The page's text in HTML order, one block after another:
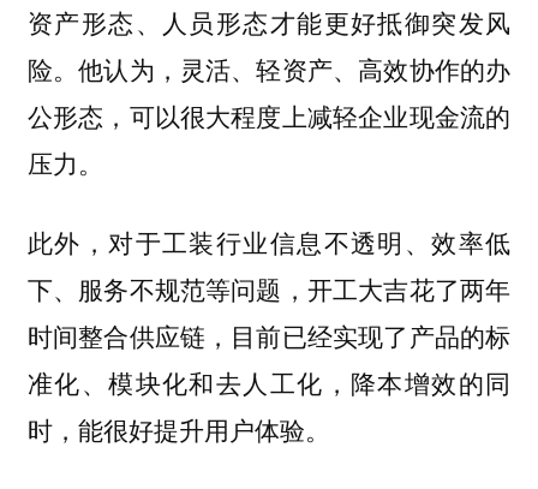
资产形态、人员形态才能更好抵御突发风
险。他认为，灵活、轻资产、高效协作的办
公形态，可以很大程度上减轻企业现金流的
压力。
此外，对于工装行业信息不透明、效率低
下、服务不规范等问题，开工大吉花了两年
时间整合供应链，目前已经实现了产品的标
准化、模块化和去人工化，降本增效的同
时，能很好提升用户体验。